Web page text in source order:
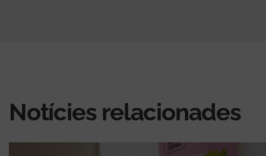
Notícies relacionades